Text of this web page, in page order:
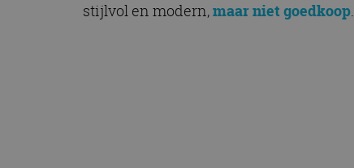
stijlvol en modern,maar niet goedkoop.